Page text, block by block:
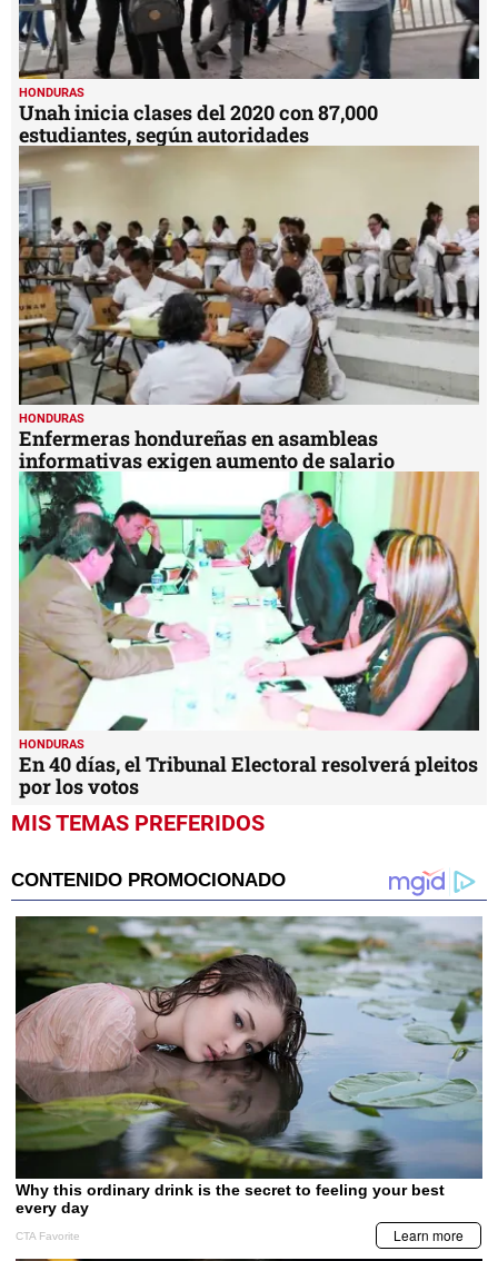
HONDURAS
Unah inicia clases del 2020 con 87,000
estudiantes, según autoridades
HONDURAS
Enfermeras hondureñas en asambleas
informativas exigen aumento de salario
HONDURAS
En 40 días, el Tribunal Electoral resolverá pleitos
por los votos
MIS TEMAS PREFERIDOS